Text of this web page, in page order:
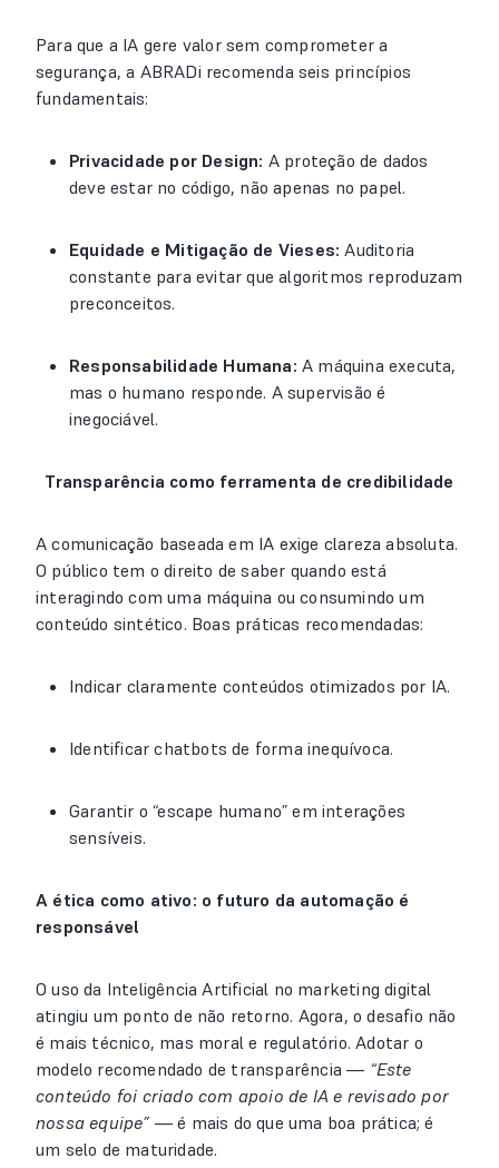
Para que a IA gere valor sem comprometer a
segurança, a ABRADi recomenda seis princípios
fundamentais:
Privacidade por Design: A proteção de dados
deve estar no código, não apenas no papel.
Equidade e Mitigação de Vieses: Auditoria
constante para evitar que algoritmos reproduzam
preconceitos.
Responsabilidade Humana: A máquina executa,
mas o humano responde. A supervisão é
inegociável.
Transparência como ferramenta de credibilidade
A comunicação baseada em IA exige clareza absoluta.
O público tem o direito de saber quando está
interagindo com uma máquina ou consumindo um
conteúdo sintético. Boas práticas recomendadas:
Indicar claramente conteúdos otimizados por IA.
Identificar chatbots de forma inequívoca.
Garantir o “escape humano” em interações
sensíveis.
A ética como ativo: o futuro da automação é
responsável
O uso da Inteligência Artificial no marketing digital
atingiu um ponto de não retorno. Agora, o desafio não
é mais técnico, mas moral e regulatório. Adotar o
modelo recomendado de transparência — “Este
conteúdo foi criado com apoio de IA e revisado por
nossa equipe” — é mais do que uma boa prática; é
um selo de maturidade.